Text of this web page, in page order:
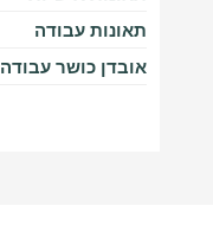
תאונות עבודה
אובדן כושר עבודה